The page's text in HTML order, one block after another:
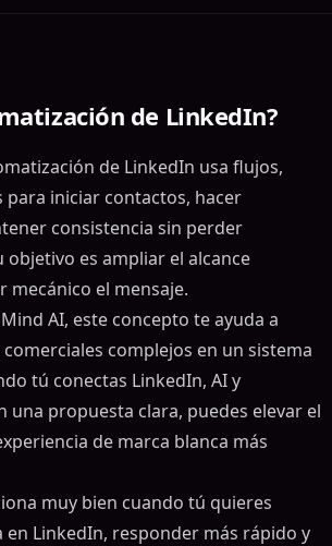
de LinkedIn?
de LinkedIn usa flujos,
para iniciar contactos, hacer
consistencia sin perder
objetivo es ampliar el alcance
mecánico el mensaje.
AI, este concepto te ayuda a
complejos en un sistema
tú conectas LinkedIn, AI y
una propuesta clara, puedes elevar el
de marca blanca más
muy bien cuando tú quieres
en LinkedIn, responder más rápido y